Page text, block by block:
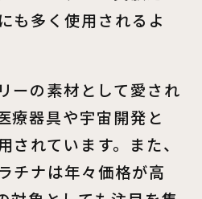
も多く使用されるよ
ーの素材として愛され
療器具や宇宙開発と
されています。また、
チナは年々価格が高